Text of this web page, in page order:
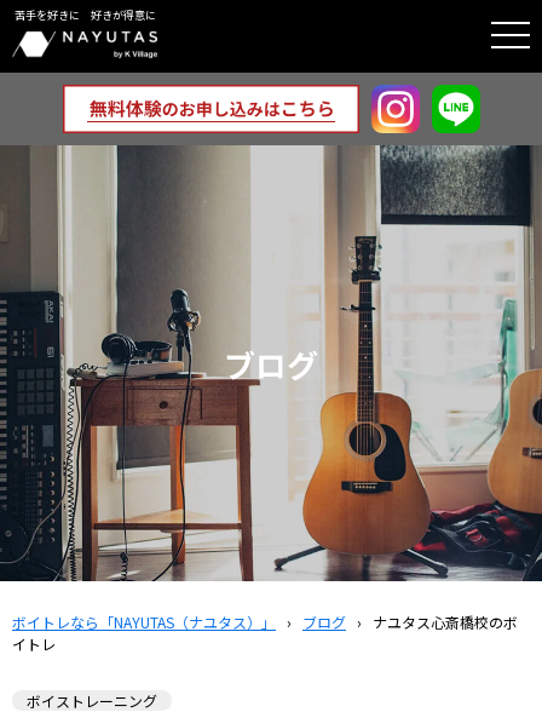
苦手を好きに 好きが得意に
ブログ
ボイトレなら「NAYUTAS（ナユタス）」 › ブログ ›
ナユタス心斎橋校のボ
イトレ
ボイストレーニング